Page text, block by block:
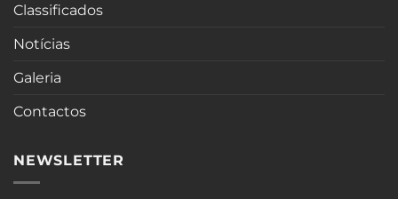
Classificados
Notícias
Galeria
Contactos
NEWSLETTER